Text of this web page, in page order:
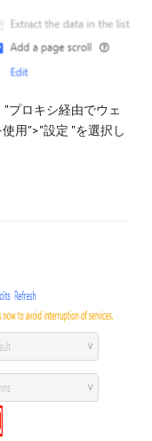
プロキシ経由でウェ
用">"設定 "を選択し